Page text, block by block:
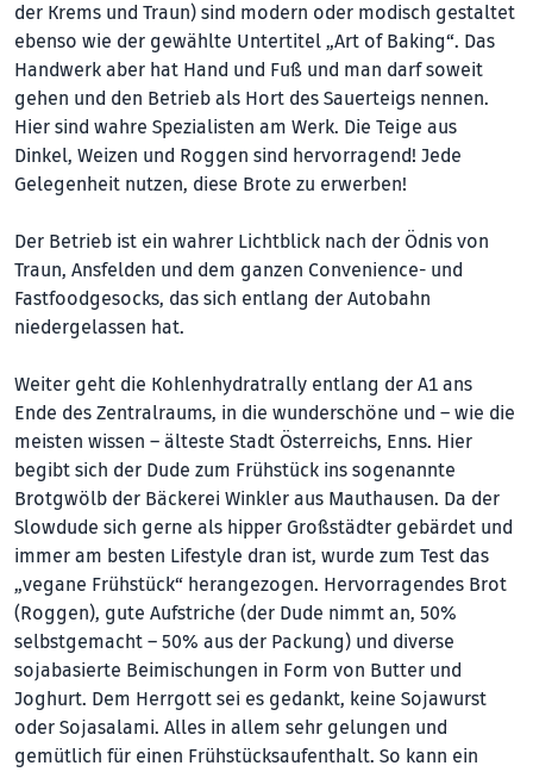
der Krems und Traun) sind modern oder modisch gestaltet
ebenso wie der gewählte Untertitel „Art of Baking“. Das
Handwerk aber hat Hand und Fuß und man darf soweit
gehen und den Betrieb als Hort des Sauerteigs nennen.
Hier sind wahre Spezialisten am Werk. Die Teige aus
Dinkel, Weizen und Roggen sind hervorragend! Jede
Gelegenheit nutzen, diese Brote zu erwerben!
Der Betrieb ist ein wahrer Lichtblick nach der Ödnis von
Traun, Ansfelden und dem ganzen Convenience- und
Fastfoodgesocks, das sich entlang der Autobahn
niedergelassen hat.
Weiter geht die Kohlenhydratrally entlang der A1 ans
Ende des Zentralraums, in die wunderschöne und – wie die
meisten wissen – älteste Stadt Österreichs, Enns. Hier
begibt sich der Dude zum Frühstück ins sogenannte
Brotgwölb der Bäckerei Winkler aus Mauthausen. Da der
Slowdude sich gerne als hipper Großstädter gebärdet und
immer am besten Lifestyle dran ist, wurde zum Test das
„vegane Frühstück“ herangezogen. Hervorragendes Brot
(Roggen), gute Aufstriche (der Dude nimmt an, 50%
selbstgemacht – 50% aus der Packung) und diverse
sojabasierte Beimischungen in Form von Butter und
Joghurt. Dem Herrgott sei es gedankt, keine Sojawurst
oder Sojasalami. Alles in allem sehr gelungen und
gemütlich für einen Frühstücksaufenthalt. So kann ein